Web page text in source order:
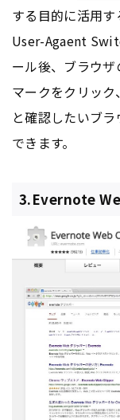
する目的に活用す
User-Agaent
ール後、ブラウ
マークをクリック
と確認したいブラ
できます。
3.Evernote